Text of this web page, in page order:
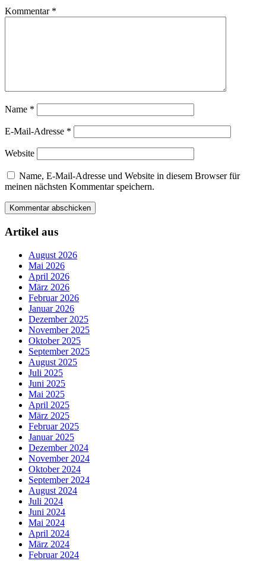
Kommentar *
Name *
E-Mail-Adresse *
Website
Name, E-Mail-Adresse und Website in diesem Browser für
meinen nächsten Kommentar speichern.
Artikel aus
August 2026
Mai 2026
April 2026
März 2026
Februar 2026
Januar 2026
Dezember 2025
November 2025
Oktober 2025
September 2025
August 2025
Juli 2025
Juni 2025
Mai 2025
April 2025
März 2025
Februar 2025
Januar 2025
Dezember 2024
November 2024
Oktober 2024
September 2024
August 2024
Juli 2024
Juni 2024
Mai 2024
April 2024
März 2024
Februar 2024